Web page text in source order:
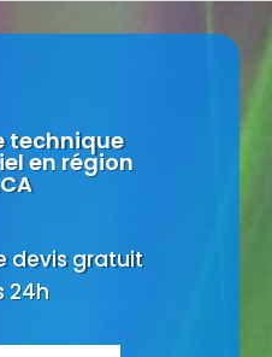
technique
en région
devis gratuit
24h